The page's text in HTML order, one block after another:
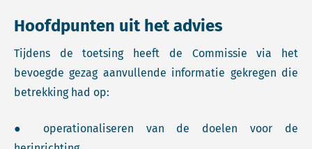
Hoofdpunten uit het advies
Tijdens de toetsing heeft de Commissie via het
bevoegde gezag aanvullende informatie gekregen die
betrekking had op:
● operationaliseren van de doelen voor de